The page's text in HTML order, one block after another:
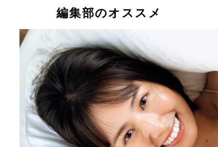
編集部のオススメ